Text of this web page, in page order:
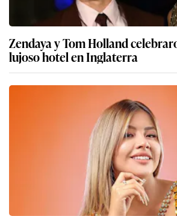
Zendaya y Tom Holland
lujoso hotel en Inglaterra